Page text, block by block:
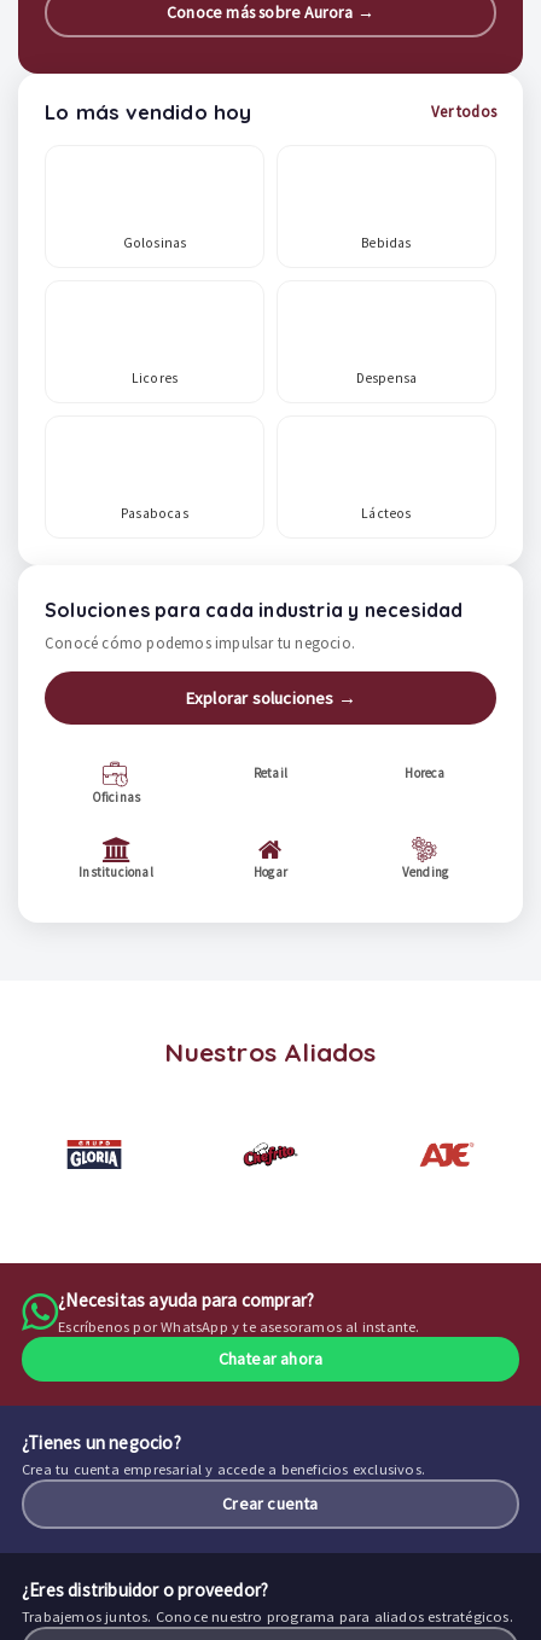
Conoce más sobre Aurora →
Lo más vendido hoy Ver todos
Golosinas Bebidas
Licores Despensa
Pasabocas Lácteos
Soluciones para cada industria y necesidad
Conocé cómo podemos impulsar tu negocio.
Explorar soluciones →
Oficinas
Retail Horeca
Institucional Hogar Vending
Nuestros Aliados
¿Necesitas ayuda para comprar?
Escríbenos por WhatsApp y te asesoramos al instante.
Chatear ahora
¿Tienes un negocio?
Crea tu cuenta empresarial y accede a beneficios exclusivos.
Crear cuenta
¿Eres distribuidor o proveedor?
Trabajemos juntos. Conoce nuestro programa para aliados estratégicos.